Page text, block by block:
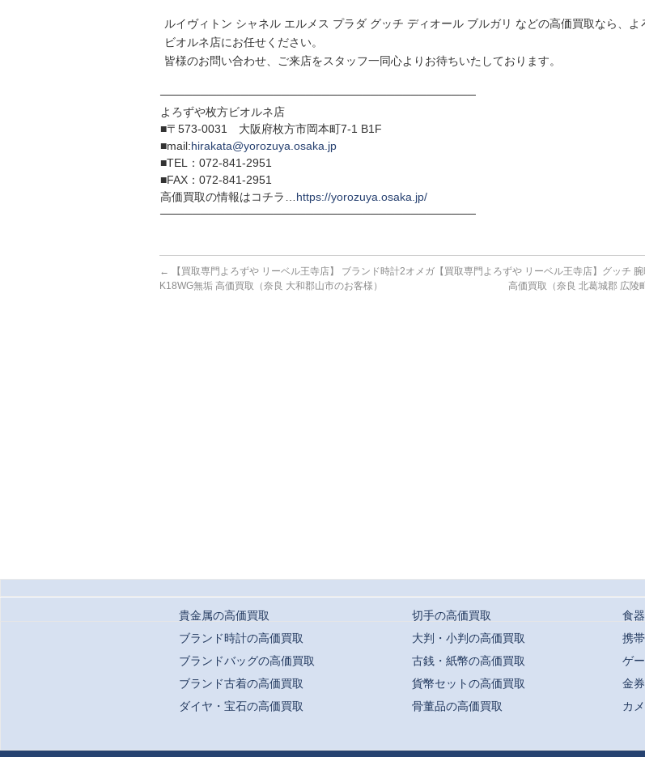
ルイヴィトン シャネル エルメス プラダ グッチ ディオール ブルガリ などの高価買取なら、よ
ビオルネ店にお任せください。
皆様のお問い合わせ、ご来店をスタッフ一同心よりお待ちいたしております。
───────────────────────────────────────
よろずや枚方ビオルネ店
■〒573-0031 大阪府枚方市岡本町7-1 B1F
■mail:hirakata@yorozuya.osaka.jp
■TEL：072-841-2951
■FAX：072-841-2951
高価買取の情報はコチラ… https://yorozuya.osaka.jp/
───────────────────────────────────────
←
【買取専門よろずや リーベル王寺店】 ブランド時計2オメガ
K18WG無垢 高価買取（奈良 大和郡山市のお客様）
【買取専門よろずや リーベル王寺店】グッチ
高価買取（奈良 北葛城郡 広陵
貴金属の高価買取
ブランド時計の高価買取
ブランドバッグの高価買取
ブランド古着の高価買取
ダイヤ・宝石の高価買取
切手の高価買取
大判・小判の高価買取
古銭・紙幣の高価買取
貨幣セットの高価買取
骨董品の高価買取
食
携
ゲ
金
カ